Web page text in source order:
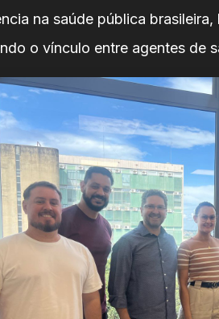
na saúde pública
o vínculo entre agentes de